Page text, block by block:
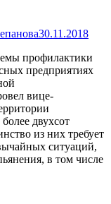
30.11.2018
профилактики
предприятиях
вице-
двухсот
из них требует
ситуаций,
в том числе